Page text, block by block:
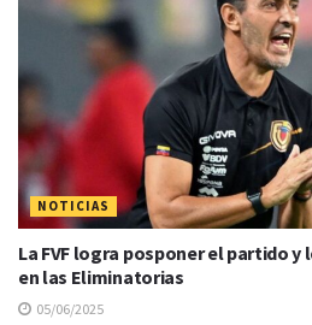
NOTICIAS
La FVF logra posponer el partido y
en las Eliminatorias
05/06/2025